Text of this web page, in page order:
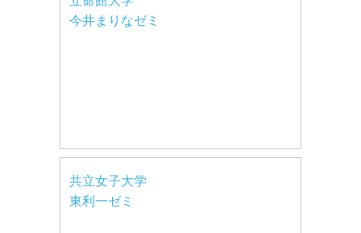
今井まりなゼミ
共立女子大学
東利一ゼミ